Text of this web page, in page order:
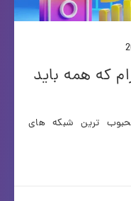
که همه باید
ترین شبکه های